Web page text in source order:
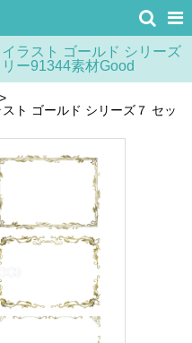
ラスト ゴールド シリーズ
ー91344素材Good
>
ト ゴールド シリーズ７ セッ